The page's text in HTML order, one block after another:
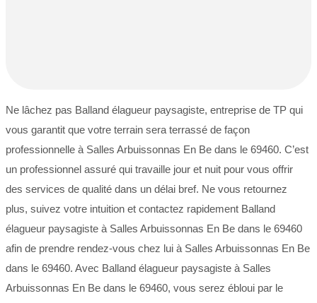
Ne lâchez pas Balland élagueur paysagiste, entreprise de TP qui
vous garantit que votre terrain sera terrassé de façon
professionnelle à Salles Arbuissonnas En Be dans le 69460. C’est
un professionnel assuré qui travaille jour et nuit pour vous offrir
des services de qualité dans un délai bref. Ne vous retournez
plus, suivez votre intuition et contactez rapidement Balland
élagueur paysagiste à Salles Arbuissonnas En Be dans le 69460
afin de prendre rendez-vous chez lui à Salles Arbuissonnas En Be
dans le 69460. Avec Balland élagueur paysagiste à Salles
Arbuissonnas En Be dans le 69460, vous serez ébloui par le